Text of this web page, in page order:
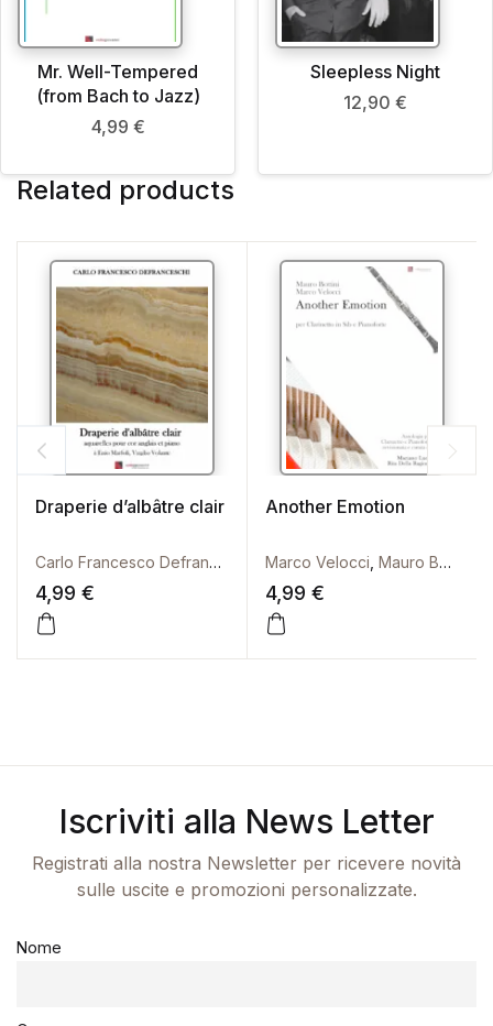
Mr. Well-Tempered
(from Bach to Jazz)
4,99 €
Sleepless Night
12,90 €
Related products
Draperie d’albâtre clair
Carlo Francesco Defranceschi
4,99 €
Another Emotion
Marco Velocci, Mauro Bottini
4,99 €
Questo prodotto ha più
Iscriviti alla News Letter
Registrati alla nostra Newsletter per ricevere novità
sulle uscite e promozioni personalizzate.
Nome